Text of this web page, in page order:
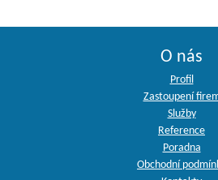
O nás
Profil
Zastoupení
Služby
Reference
Poradna
Obchodní